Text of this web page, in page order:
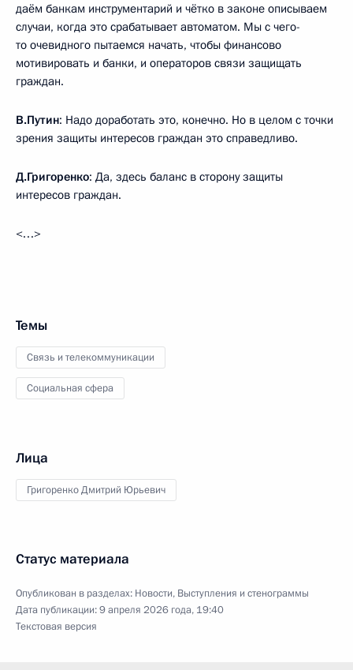
даём банкам инструментарий и чётко в законе описываем
случаи, когда это срабатывает автоматом. Мы с чего-
то очевидного пытаемся начать, чтобы финансово
мотивировать и банки, и операторов связи защищать
граждан.
В.Путин: Надо доработать это, конечно. Но в целом с точки
зрения защиты интересов граждан это справедливо.
Д.Григоренко: Да, здесь баланс в сторону защиты
интересов граждан.
<…>
Темы
Связь и телекоммуникации
Социальная сфера
Лица
Григоренко Дмитрий Юрьевич
Статус материала
Опубликован в разделах: Новости, Выступления и стенограммы
Дата публикации:9 апреля 2026 года, 19:40
Текстовая версия